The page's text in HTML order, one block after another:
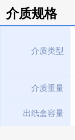
介质规格
介质类型
介质重量
出纸盒容量